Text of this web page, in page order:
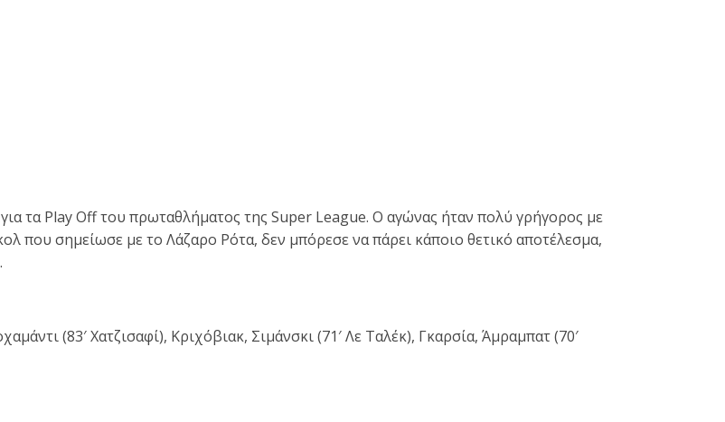
τα Play Off του πρωταθλήματος της Super League. Ο αγώνας ήταν πολύ γρήγορος με
σημείωσε με το Λάζαρο Ρότα, δεν μπόρεσε να πάρει κάποιο θετικό αποτέλεσμα,
(83′ Χατζισαφί), Κριχόβιακ, Σιμάνσκι (71′ Λε Ταλέκ), Γκαρσία, Άμραμπατ (70′